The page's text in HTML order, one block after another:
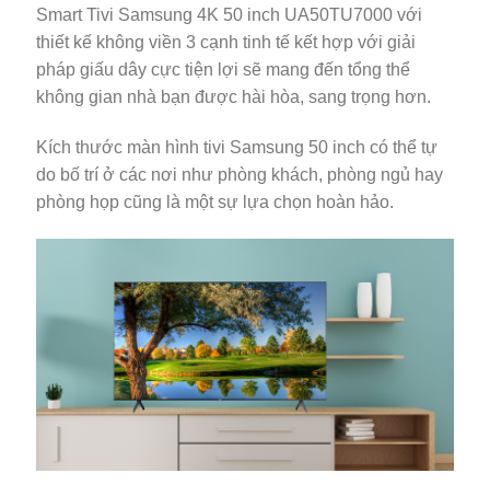
Smart Tivi Samsung 4K 50 inch UA50TU7000 với
thiết kế không viền 3 cạnh tinh tế kết hợp với giải
pháp giấu dây cực tiện lợi sẽ mang đến tổng thể
không gian nhà bạn được hài hòa, sang trọng hơn.
Kích thước màn hình tivi Samsung 50 inch có thể tự
do bố trí ở các nơi như phòng khách, phòng ngủ hay
phòng họp cũng là một sự lựa chọn hoàn hảo.